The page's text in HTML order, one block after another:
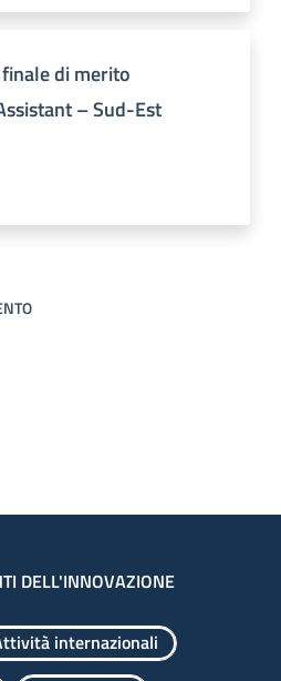
di merito
– Sud-Est
DELL'INNOVAZIONE
internazionali